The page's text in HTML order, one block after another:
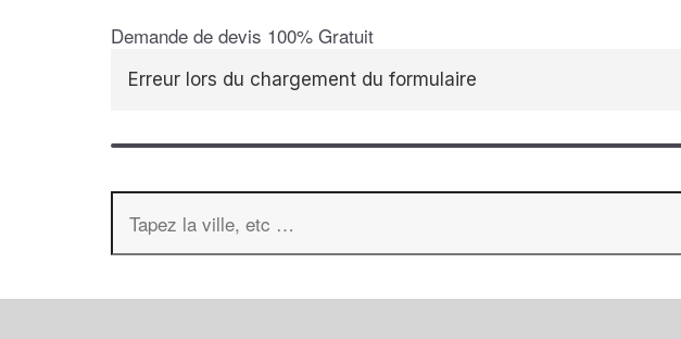
Demande de devis 100% Gratuit
Erreur lors du chargement du formulaire